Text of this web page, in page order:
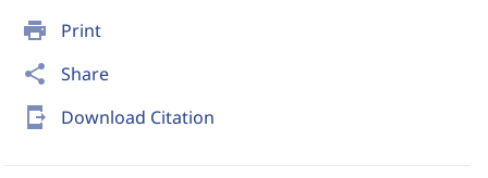
print Print
share Share
send_to_mobile Download Citation